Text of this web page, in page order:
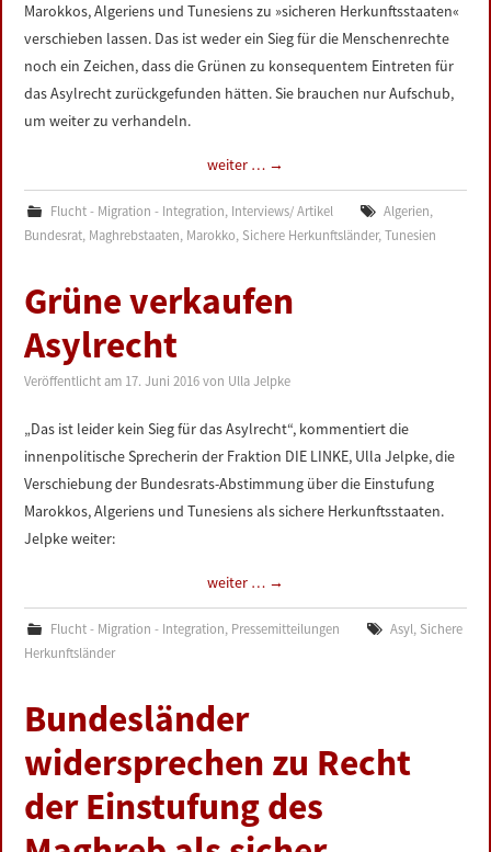
Marokkos, Algeriens und Tunesiens zu »sicheren Herkunftsstaaten«
verschieben lassen. Das ist weder ein Sieg für die Menschenrechte
noch ein Zeichen, dass die Grünen zu konsequentem Eintreten für
das Asylrecht zurückgefunden hätten. Sie brauchen nur Aufschub,
um weiter zu verhandeln.
weiter … →
Flucht - Migration - Integration, Interviews/ Artikel Algerien,
Bundesrat, Maghrebstaaten, Marokko, Sichere Herkunftsländer,Tunesien
Grüne verkaufen
Asylrecht
Veröffentlicht am 17. Juni 2016 von Ulla Jelpke
„Das ist leider kein Sieg für das Asylrecht“, kommentiert die
innenpolitische Sprecherin der Fraktion DIE LINKE, Ulla Jelpke, die
Verschiebung der Bundesrats-Abstimmung über die Einstufung
Marokkos, Algeriens und Tunesiens als sichere Herkunftsstaaten.
Jelpke weiter:
weiter … →
Flucht - Migration - Integration, Pressemitteilungen Asyl, Sichere
Herkunftsländer
Bundesländer
widersprechen zu Recht
der Einstufung des